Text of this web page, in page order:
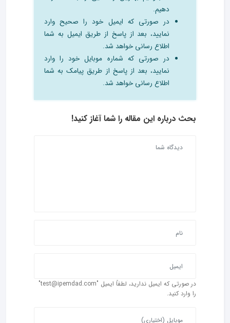
دهیم.
در صورتی که ایمیل خود را صحیح وارد
نمایید، بعد از پاسخ از طریق ایمیل به شما
اطلاع رسانی خواهد شد.
در صورتی که شماره موبایل خود را وارد
نمایید، بعد از پاسخ از طریق پیامک به شما
اطلاع رسانی خواهد شد.
بحث درباره این مقاله را شما آغاز کنید!
در صورتی که ایمیل ندارید، لطفاً ایمیل "test@ipemdad.com"
را وارد کنید.